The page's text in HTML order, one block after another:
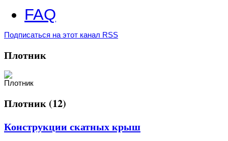
FAQ
Подписаться на этот канал RSS
Плотник
Плотник (12)
Конструкции скатных крыш